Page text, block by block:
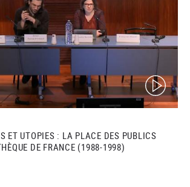
(video)
ET UTOPIES : LA PLACE DES PUBLICS
DE FRANCE (1988-1998)